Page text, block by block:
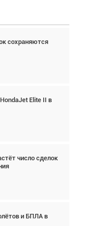
сохраняются
Elite II в
число сделок
и БПЛА в
и БПЛА в
«Фотография
сохраняются
к